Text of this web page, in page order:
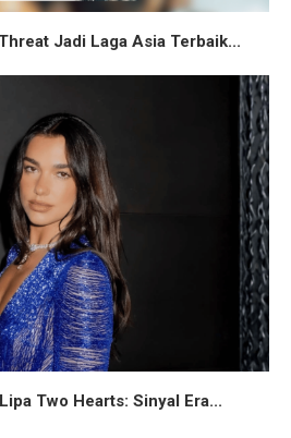
Jadi Laga Asia Terbaik...
Two Hearts: Sinyal Era...